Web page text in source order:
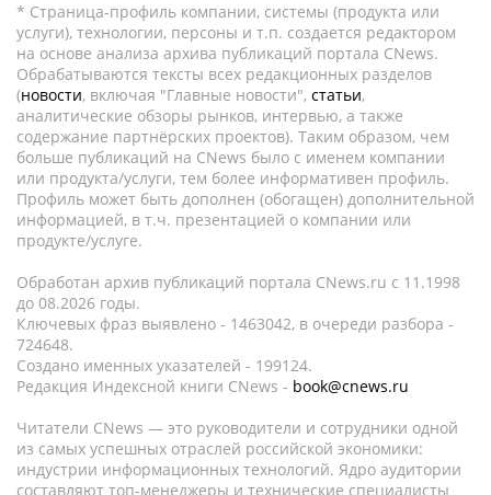
* Страница-профиль компании, системы (продукта или
услуги), технологии, персоны и т.п. создается редактором
на основе анализа архива публикаций портала CNews.
Обрабатываются тексты всех редакционных разделов
(новости, включая "Главные новости", статьи,
аналитические обзоры рынков, интервью, а также
содержание партнёрских проектов). Таким образом, чем
больше публикаций на CNews было с именем компании
или продукта/услуги, тем более информативен профиль.
Профиль может быть дополнен (обогащен) дополнительной
информацией, в т.ч. презентацией о компании или
продукте/услуге.
Обработан архив публикаций портала CNews.ru c 11.1998
до 08.2026 годы.
Ключевых фраз выявлено - 1463042, в очереди разбора -
724648.
Создано именных указателей - 199124.
Редакция Индексной книги CNews - book@cnews.ru
Читатели CNews — это руководители и сотрудники одной
из самых успешных отраслей российской экономики:
индустрии информационных технологий. Ядро аудитории
составляют топ-менеджеры и технические специалисты